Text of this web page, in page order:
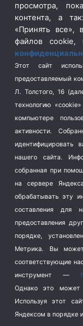
Социальная
Спецоперация в
Спецоперация на
Спорт (740)
Терроризм (1)
Транспорт (262)
Туризм (178)
Флот (76)
Школа и спорт (2)
Экология (8)
Экономика (1172)
Copyright ©
просмотра,
контента, а
«Принять все»,
файлов
Этот сайт
предоставляемый
Л. Толстого, 16
технологию
компьютере
активности.
нашего сайта.
собранная при
на сервере
обрабатывать эту
составления для
предоставления
порядке,
Метрика.
Вы
соответствующие
инструмент —
Однако это может
Используя этот
Яндексом в порядке